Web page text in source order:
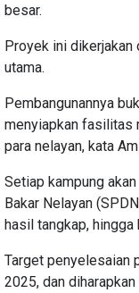
besar.
Proyek ini dikerjakan
utama.
Pembangunannya
menyiapkan fasilitas
para nelayan, kata
Setiap kampung
Bakar Nelayan
hasil tangkap, hingga
Target penyelesaian
2025, dan